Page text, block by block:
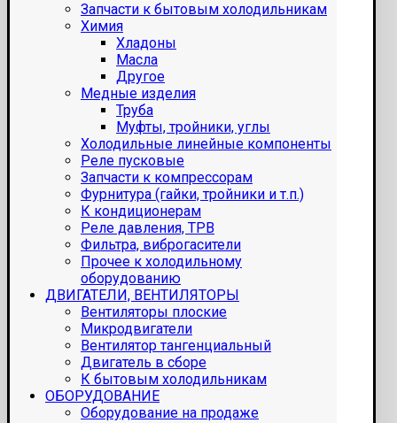
Запчасти к бытовым холодильникам
Химия
Хладоны
Масла
Другое
Медные изделия
Труба
Муфты, тройники, углы
Холодильные линейные компоненты
Реле пусковые
Запчасти к компрессорам
Фурнитура (гайки, тройники и т.п.)
К кондиционерам
Реле давления, ТРВ
Фильтра, виброгасители
Прочее к холодильному
оборудованию
ДВИГАТЕЛИ, ВЕНТИЛЯТОРЫ
Вентиляторы плоские
Микродвигатели
Вентилятор тангенциальный
Двигатель в сборе
К бытовым холодильникам
ОБОРУДОВАНИЕ
Оборудование на продаже